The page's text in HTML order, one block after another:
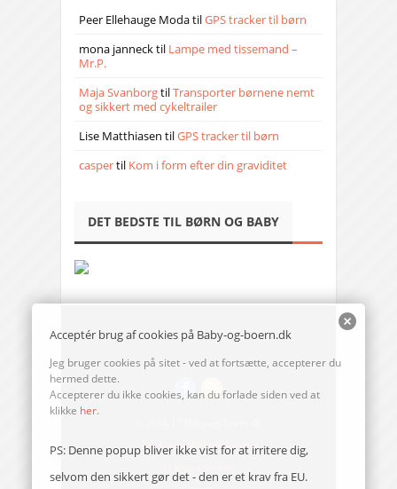
Peer Ellehauge ModatilGPS tracker til børn
mona jannecktil Lampe med tissemand –
Mr.P.
Maja SvanborgtilTransporter børnene nemt
og sikkert med cykeltrailer
Lise Matthiasen tilGPS tracker til børn
caspertil Kom i form efter din graviditet
DET BEDSTE TIL BØRN OG BABY
Send en mail til redaktionen
Acceptér brug af cookies på Baby-og-boern.dk
Jeg bruger cookies på sitet - ved at fortsætte, accepterer du
hermed dette.
Accepterer du ikke cookies, kan du forlade siden ved at
klikke her.
PS: Denne popup bliver ikke vist for at irritere dig,
selvom den sikkert gør det - den er et krav fra EU.